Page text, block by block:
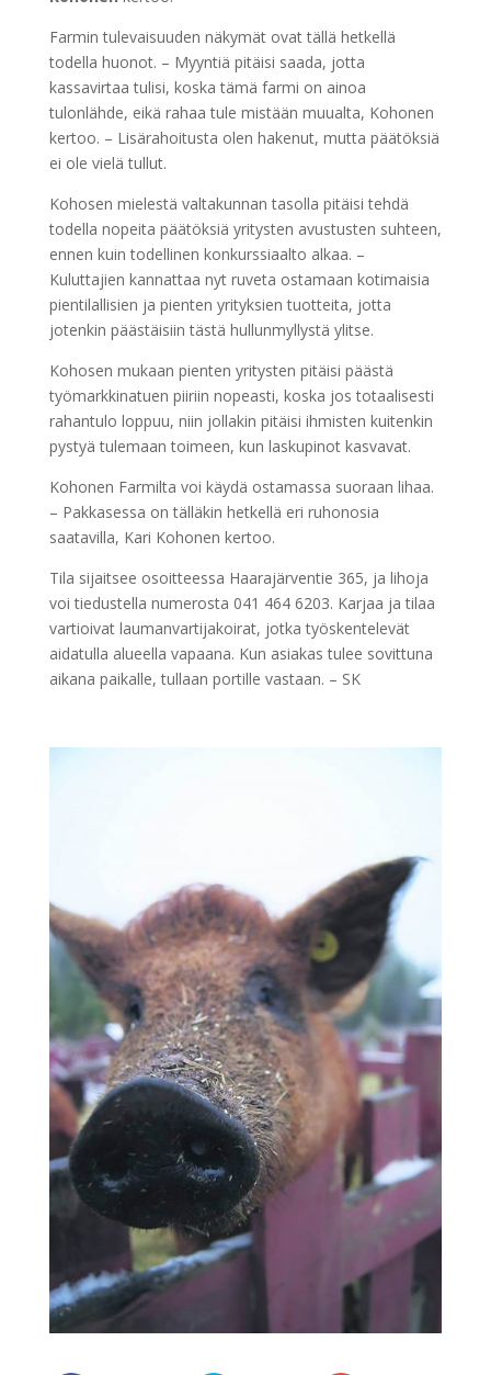
Farmin tulevaisuuden näkymät ovat tällä hetkellä
todella huonot. – Myyntiä pitäisi saada, jotta
kassavirtaa tulisi, koska tämä farmi on ainoa
tulonlähde, eikä rahaa tule mistään muualta, Kohonen
kertoo. – Lisärahoitusta olen hakenut, mutta päätöksiä
ei ole vielä tullut.
Kohosen mielestä valtakunnan tasolla pitäisi tehdä
todella nopeita päätöksiä yritysten avustusten suhteen,
ennen kuin todellinen konkurssiaalto alkaa. –
Kuluttajien kannattaa nyt ruveta ostamaan kotimaisia
pientilallisien ja pienten yrityksien tuotteita, jotta
jotenkin päästäisiin tästä hullunmyllystä ylitse.
Kohosen mukaan pienten yritysten pitäisi päästä
työmarkkinatuen piiriin nopeasti, koska jos totaalisesti
rahantulo loppuu, niin jollakin pitäisi ihmisten kuitenkin
pystyä tulemaan toimeen, kun laskupinot kasvavat.
Kohonen Farmilta voi käydä ostamassa suoraan lihaa.
– Pakkasessa on tälläkin hetkellä eri ruhonosia
saatavilla, Kari Kohonen kertoo.
Tila sijaitsee osoitteessa Haarajärventie 365, ja lihoja
voi tiedustella numerosta 041 464 6203. Karjaa ja tilaa
vartioivat laumanvartijakoirat, jotka työskentelevät
aidatulla alueella vapaana. Kun asiakas tulee sovittuna
aikana paikalle, tullaan portille vastaan. – SK